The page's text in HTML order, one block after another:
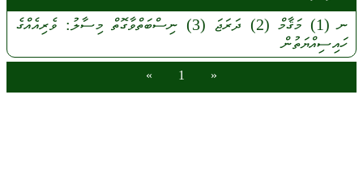
ނ (1) މަޤާމް (2) ދަރަޖަ (3) ނިސްބަތްވާގޮތްމިސާލު:ވެރިއެއްގެ
ހައިސިއްޔަތުން
«
1
»